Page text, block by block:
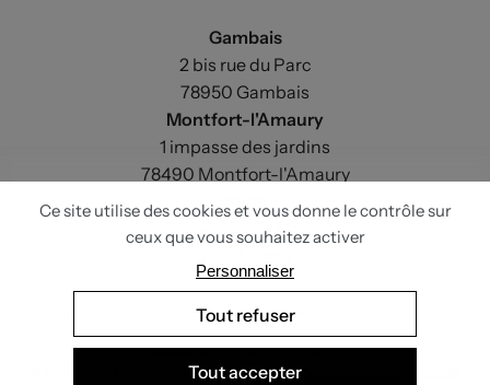
Gambais
2 bis rue du Parc
78950 Gambais
Montfort-l'Amaury
1 impasse des jardins
78490 Montfort-l'Amaury
Paris
33 avenue du Maine
Réalisationbe-beau.fr+Nateev.fr
© 2025 Tous droits réservés - Le Vieux Cerf -